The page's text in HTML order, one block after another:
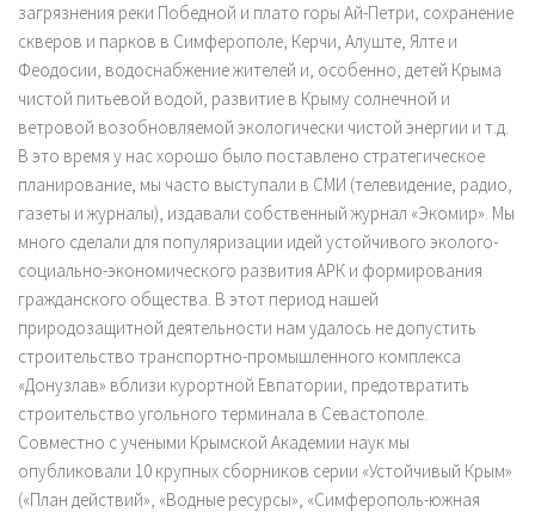
загрязнения реки Победной и плато горы Ай-Петри, сохранение
скверов и парков в Симферополе, Керчи, Алуште, Ялте и
Феодосии, водоснабжение жителей и, особенно, детей Крыма
чистой питьевой водой, развитие в Крыму солнечной и
ветровой возобновляемой экологически чистой энергии и т.д.
В это время у нас хорошо было поставлено стратегическое
планирование, мы часто выступали в СМИ (телевидение, радио,
газеты и журналы), издавали собственный журнал «Экомир». Мы
много сделали для популяризации идей устойчивого эколого-
социально-экономического развития АРК и формирования
гражданского общества. В этот период нашей
природозащитной деятельности нам удалось не допустить
строительство транспортно-промышленного комплекса
«Донузлав» вблизи курортной Евпатории, предотвратить
строительство угольного терминала в Севастополе.
Совместно с учеными Крымской Академии наук мы
опубликовали 10 крупных сборников серии «Устойчивый Крым»
(«План действий», «Водные ресурсы», «Симферополь-южная